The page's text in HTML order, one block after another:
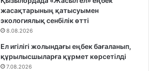
жасақтарының қатысуымен
экологиялық сенбілік өтті
8.08.2026
Ел игілігі жолындағы еңбек бағаланып,
құрылысшыларға құрмет көрсетілді
7.08.2026